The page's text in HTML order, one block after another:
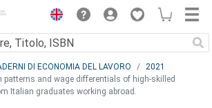
DI ECONOMIA DEL LAVORO
2021
and wage differentials of high-skilled
Italian graduates working abroad.